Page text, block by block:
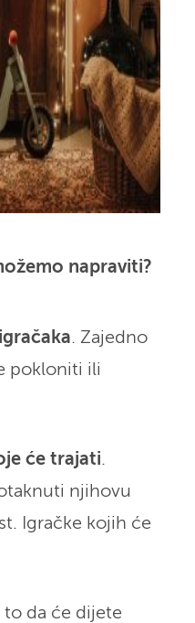
napraviti?
. Zajedno
pokloniti ili
će trajati.
njihovu
Igračke kojih će
to da će dijete